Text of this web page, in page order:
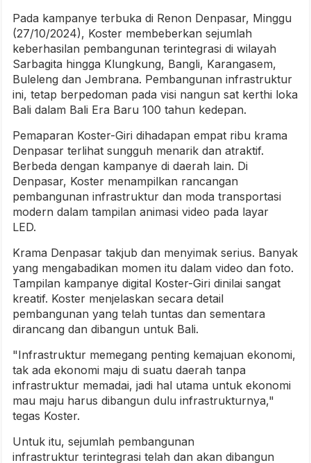
Pada kampanye terbuka di Renon Denpasar, Minggu
(27/10/2024), Koster membeberkan sejumlah
keberhasilan pembangunan terintegrasi di wilayah
Sarbagita hingga Klungkung, Bangli, Karangasem,
Buleleng dan Jembrana. Pembangunan infrastruktur
ini, tetap berpedoman pada visi nangun sat kerthi loka
Bali dalam Bali Era Baru 100 tahun kedepan.
Pemaparan Koster-Giri dihadapan empat ribu krama
Denpasar terlihat sungguh menarik dan atraktif.
Berbeda dengan kampanye di daerah lain. Di
Denpasar, Koster menampilkan rancangan
pembangunan infrastruktur dan moda transportasi
modern dalam tampilan animasi video pada layar
LED.
Krama Denpasar takjub dan menyimak serius. Banyak
yang mengabadikan momen itu dalam video dan foto.
Tampilan kampanye digital Koster-Giri dinilai sangat
kreatif. Koster menjelaskan secara detail
pembangunan yang telah tuntas dan sementara
dirancang dan dibangun untuk Bali.
"Infrastruktur memegang penting kemajuan ekonomi,
tak ada ekonomi maju di suatu daerah tanpa
infrastruktur memadai, jadi hal utama untuk ekonomi
mau maju harus dibangun dulu infrastrukturnya,"
tegas Koster.
Untuk itu, sejumlah pembangunan
infrastruktur terintegrasi telah dan akan dibangun